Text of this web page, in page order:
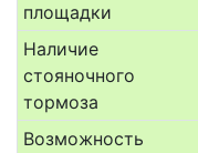
площадки
Наличие
стояночного
тормоза
Возможность